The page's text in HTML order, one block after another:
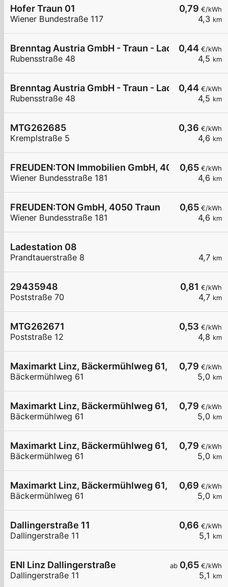
0,79 €/kWh
4,3 km
Hofer Traun 01
Wiener Bundestraße 117
0,44 €/kWh
4,5 km
Brenntag Austria GmbH - Traun - Ladestation 1
Rubensstraße 48
0,44 €/kWh
4,5 km
Brenntag Austria GmbH - Traun - Ladestation 2
Rubensstraße 48
0,36 €/kWh
4,6 km
MTG262685
Kremplstraße 5
0,65 €/kWh
4,6 km
FREUDEN:TON Immobilien GmbH, 4050 Traun
Wiener Bundesstraße 181
0,65 €/kWh
4,6 km
FREUDEN:TON GmbH, 4050 Traun
Wiener Bundesstraße 181
4,7 km
Ladestation 08
Prandtauerstraße 8
0,81 €/kWh
4,7 km
29435948
Poststraße 70
0,53 €/kWh
4,8 km
MTG262671
Poststraße 12
0,79 €/kWh
5,0 km
Maximarkt Linz, Bäckermühlweg 61, 03
Bäckermühlweg 61
0,79 €/kWh
5,0 km
Maximarkt Linz, Bäckermühlweg 61, 02
Bäckermühlweg 61
0,79 €/kWh
5,0 km
Maximarkt Linz, Bäckermühlweg 61, 01
Bäckermühlweg 61
0,69 €/kWh
5,0 km
Maximarkt Linz, Bäckermühlweg 61, AC
Bäckermühlweg 61
0,66 €/kWh
5,1 km
Dallingerstraße 11
Dallingerstraße 11
ab 0,65 €/kWh
5,1 km
ENI Linz Dallingerstraße
Dallingerstraße 11